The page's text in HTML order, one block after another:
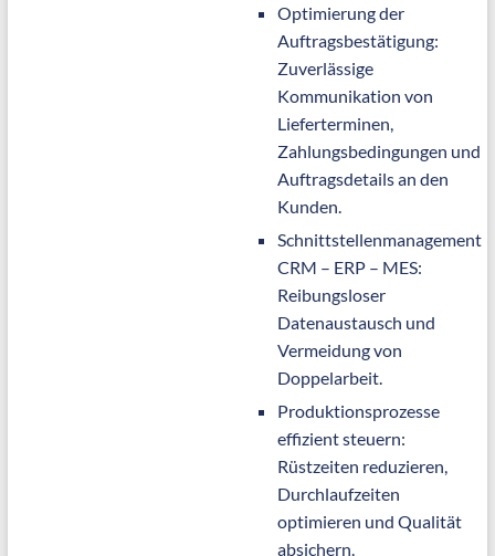
Optimierung der
Auftragsbestätigung:
Zuverlässige
Kommunikation von
Lieferterminen,
Zahlungsbedingungen und
Auftragsdetails an den
Kunden.
Schnittstellenmanagement
CRM – ERP – MES:
Reibungsloser
Datenaustausch und
Vermeidung von
Doppelarbeit.
Produktionsprozesse
effizient steuern:
Rüstzeiten reduzieren,
Durchlaufzeiten
optimieren und Qualität
absichern.